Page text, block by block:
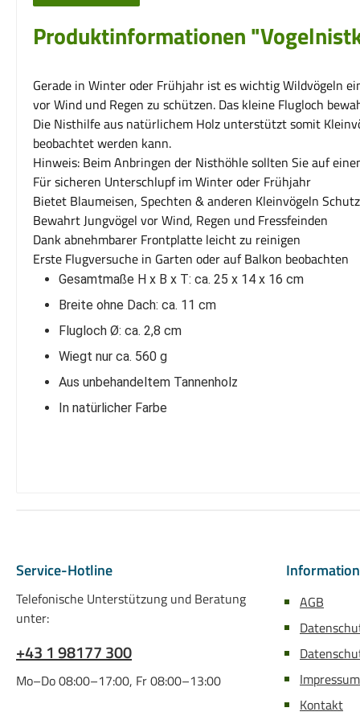
Produktinformationen
Gerade in Winter oder Frühjahr ist es wichtig Wildvögeln
vor Wind und Regen zu schützen. Das kleine Flugloch
Die Nisthilfe aus natürlichem Holz unterstützt somit
beobachtet werden kann.
Hinweis: Beim Anbringen der Nisthöhle sollten Sie auf
Für sicheren Unterschlupf im Winter oder Frühjahr
Bietet Blaumeisen, Spechten & anderen Kleinvögeln Schutz
Bewahrt Jungvögel vor Wind, Regen und Fressfeinden
Dank abnehmbarer Frontplatte leicht zu reinigen
Erste Flugversuche in Garten oder auf Balkon beobachten
Gesamtmaße H x B x T: ca. 25 x 14 x 16 cm
Breite ohne Dach: ca. 11 cm
Flugloch Ø: ca. 2,8 cm
Wiegt nur ca. 560 g
Aus unbehandeltem Tannenholz
In natürlicher Farbe
Service-Hotline
Telefonische Unterstützung und Beratung
unter:
+43 1 98177 300
Mo–Do 08:00–17:00, Fr 08:00–13:00
AGB
Impressum
Kontakt